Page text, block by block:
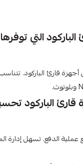
التي
قارئ الباركود.
الباركود
عملية الدفع. تسهل